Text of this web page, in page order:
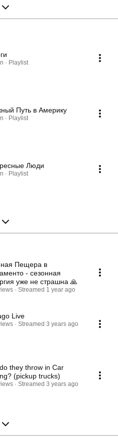
· Playlist
Путь в Америку
· Playlist
Люди
· Playlist
Пещера в
- сезонная
уже не страшна 🙏
Streamed 1 year ago
Live
Streamed 3 years ago
they throw in Car
(pickup trucks)
Streamed 3 years ago